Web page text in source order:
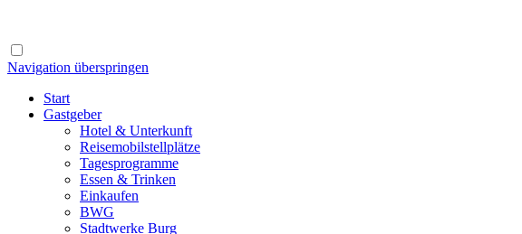
Navigation überspringen
Start
Gastgeber
Hotel & Unterkunft
Reisemobilstellplätze
Tagesprogramme
Essen & Trinken
Einkaufen
BWG
Stadtwerke Burg